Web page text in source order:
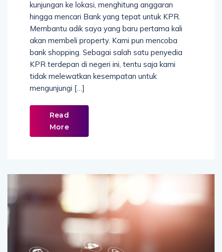
kunjungan ke lokasi, menghitung anggaran
hingga mencari Bank yang tepat untuk KPR.
Membantu adik saya yang baru pertama kali
akan membeli property. Kami pun mencoba
bank shopping. Sebagai salah satu penyedia
KPR terdepan di negeri ini, tentu saja kami
tidak melewatkan kesempatan untuk
mengunjungi […]
Read
More